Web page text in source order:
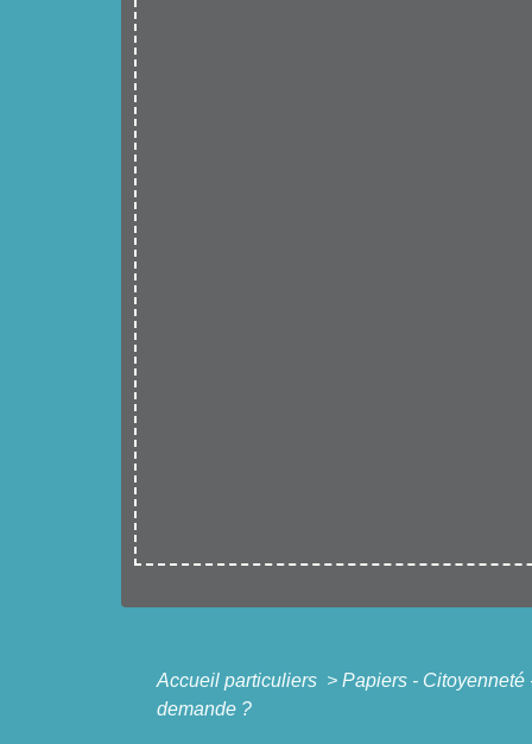
Accueil particuliers > Papiers - Citoyenneté
demande ?